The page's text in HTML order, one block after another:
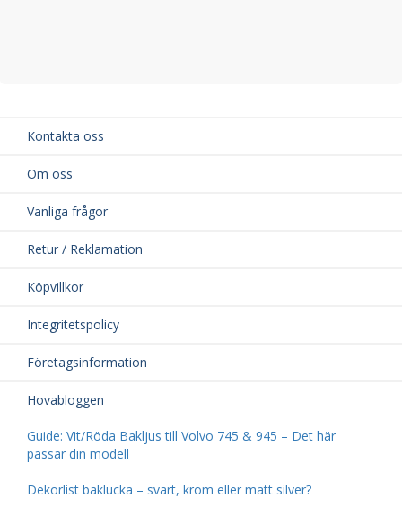
Kontakta oss
Om oss
Vanliga frågor
Retur / Reklamation
Köpvillkor
Integritetspolicy
Företagsinformation
Hovabloggen
Guide: Vit/Röda Bakljus till Volvo 745 & 945 – Det här
passar din modell
Dekorlist baklucka – svart, krom eller matt silver?